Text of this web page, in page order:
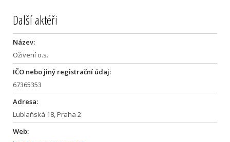
Další aktéři
Název:
Oživení o.s.
IČO nebo jiný registrační údaj:
67365353
Adresa:
Lublaňská 18, Praha 2
Web: